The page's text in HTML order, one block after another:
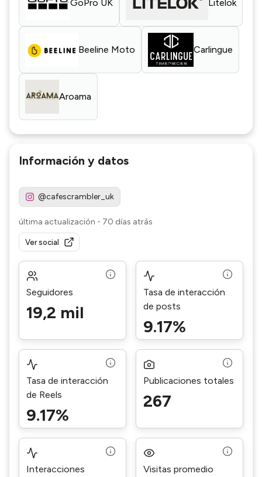
GoPro UK Litelok
Beeline Moto Carlingue
Aroama
Información y datos
@cafescrambler_uk
última actualización - 70 días atrás
Ver social
Seguidores
19,2 mil
Tasa de interacción
de posts
9.17%
Tasa de interacción
de Reels
9.17%
Publicaciones totales
267
Interacciones
Visitas promedio